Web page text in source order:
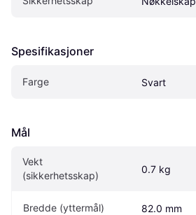
Spesifikasjoner
Farge Svart
Mål
Vekt
(sikkerhetsskap)
0.7 kg
Bredde (yttermål) 82.0 mm